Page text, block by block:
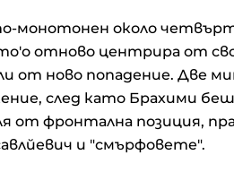
монотонен около
отново центрира от
от ново попадение. Две
след като Брахими
от фронтална позиция,
и "смърфовете".